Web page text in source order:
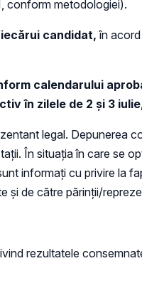
conform metodologiei).
candidat,în
calendarului
în zilele de 2 și 3
legal. Depunerea
În situația în care se
informați cu privire la
de către părinții/
rezultatele